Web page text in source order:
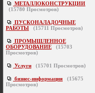
МЕТАЛЛОКОНСТРУКЦИИ
(15780 Просмотров)
ПУСКОНАЛАДОЧНЫЕ
РАБОТЫ
(15711 Просмотров)
ПРОМЫШЛЕННОЕ
ОБОРУДОВАНИЕ
(15703
Просмотров)
Услуги (15701 Просмотров)
бизнес-информация (15675
Просмотров)